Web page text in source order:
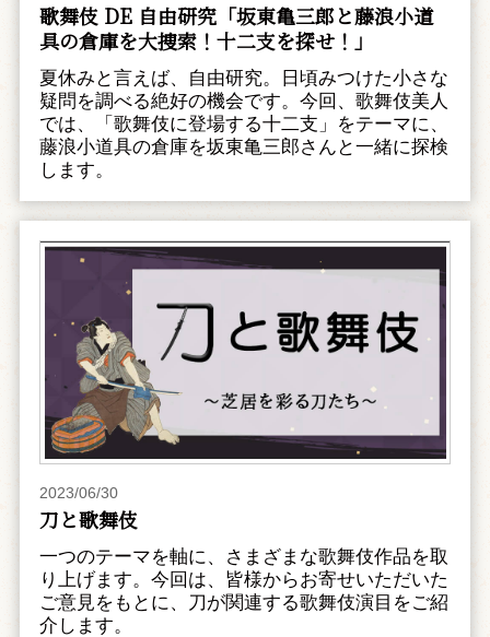
歌舞伎 DE 自由研究「坂東亀三郎と藤浪小道
具の倉庫を大捜索！十二支を探せ！」
夏休みと言えば、自由研究。日頃みつけた小さな
疑問を調べる絶好の機会です。今回、歌舞伎美人
では、「歌舞伎に登場する十二支」をテーマに、
藤浪小道具の倉庫を坂東亀三郎さんと一緒に探検
します。
2023/06/30
刀と歌舞伎
一つのテーマを軸に、さまざまな歌舞伎作品を取
り上げます。今回は、皆様からお寄せいただいた
ご意見をもとに、刀が関連する歌舞伎演目をご紹
介します。